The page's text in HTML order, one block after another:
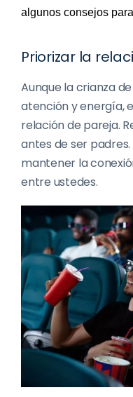
algunos consejos
Priorizar la
Aunque la crianza
atención y energía,
relación de pareja.
antes de ser
mantener la
entre ustedes.